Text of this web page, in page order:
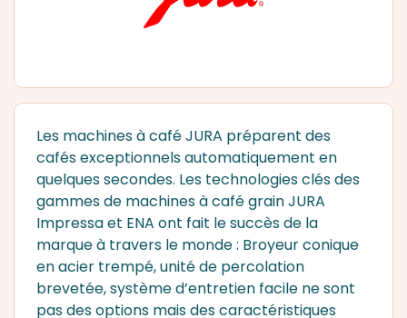
Les machines à café JURA préparent des
cafés exceptionnels automatiquement en
quelques secondes. Les technologies clés des
gammes de machines à café grainJURA
Impressa et ENA ont fait le succès de la
marque à travers le monde : Broyeur conique
en acier trempé, unité de percolation
brevetée, système d’entretien facile ne sont
pas des options mais des caractéristiques